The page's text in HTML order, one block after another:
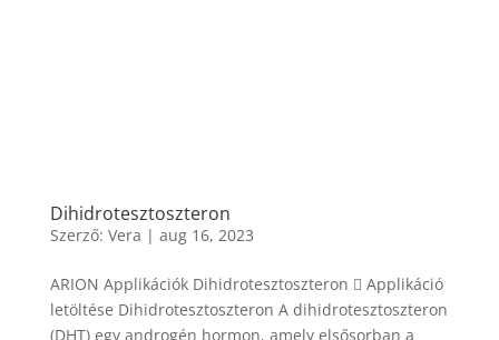
Dihidrotesztoszteron
Szerző: Vera | aug 16, 2023
ARION Applikációk Dihidrotesztoszteron  Applikáció
letöltése Dihidrotesztoszteron A dihidrotesztoszteron
(DHT) egy androgén hormon, amely elsősorban a